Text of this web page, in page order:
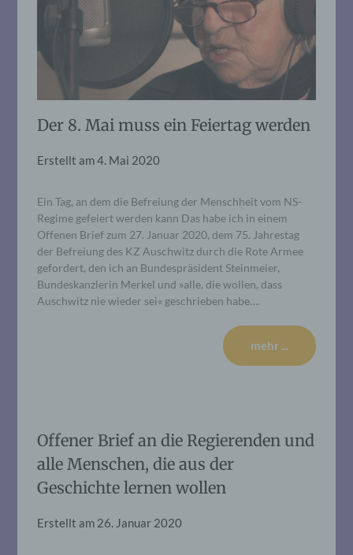
Der 8. Mai muss ein Feiertag werden
Erstellt am4. Mai 2020
Ein Tag, an dem die Befreiung der Menschheit vom NS-
Regime gefeiert werden kann Das habe ich in einem
Offenen Brief zum 27. Januar 2020, dem 75. Jahrestag
der Befreiung des KZ Auschwitz durch die Rote Armee
gefordert, den ich an Bundespräsident Steinmeier,
Bundeskanzlerin Merkel und »alle, die wollen, dass
Auschwitz nie wieder sei« geschrieben habe….
mehr ...
Offener Brief an die Regierenden und
alle Menschen, die aus der
Geschichte lernen wollen
Erstellt am 26. Januar 2020